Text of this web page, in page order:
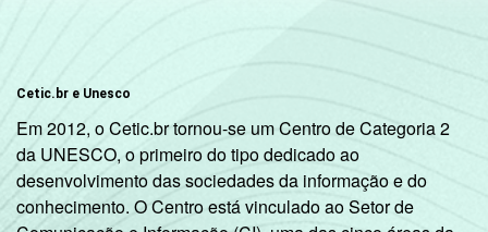
Cetic.br e Unesco
Em 2012, o Cetic.br tornou-se um Centro de Categoria 2
da UNESCO, o primeiro do tipo dedicado ao
desenvolvimento das sociedades da informação e do
conhecimento. O Centro está vinculado ao Setor de